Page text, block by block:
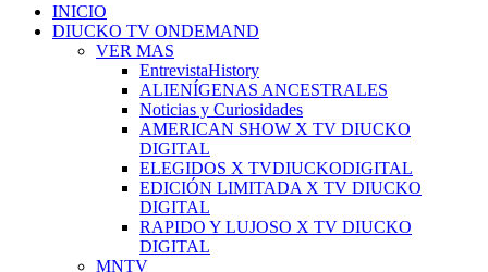
INICIO
DIUCKO TV ONDEMAND
VER MAS
EntrevistaHistory
ALIENÍGENAS ANCESTRALES
Noticias y Curiosidades
AMERICAN SHOW X TV DIUCKO
DIGITAL
ELEGIDOS X TVDIUCKODIGITAL
EDICIÓN LIMITADA X TV DIUCKO
DIGITAL
RAPIDO Y LUJOSO X TV DIUCKO
DIGITAL
MNTV